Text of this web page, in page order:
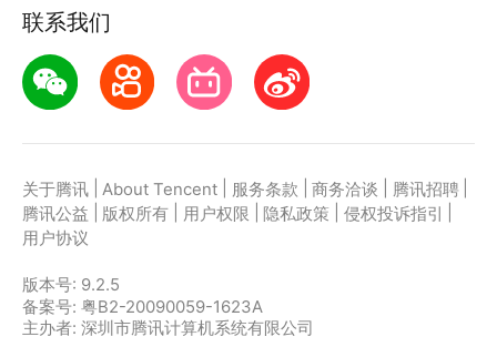
联系我们
关于腾讯 About Tencent 服务条款 商务洽谈 腾讯招聘
腾讯公益
版权所有 用户权限 隐私政策 侵权投诉指引
用户协议
版本号: 9.2.5
备案号: 粤B2-20090059-1623A
主办者: 深圳市腾讯计算机系统有限公司